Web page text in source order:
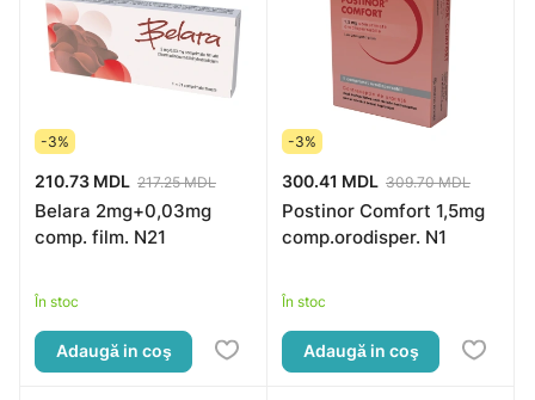
-3%
210.73 MDL 217.25 MDL
Belara 2mg+0,03mg
comp. film. N21
În stoc
Adaugă in coş
-3%
300.41 MDL 309.70 MDL
Postinor Comfort 1,5mg
comp.orodisper. N1
În stoc
Adaugă in coş